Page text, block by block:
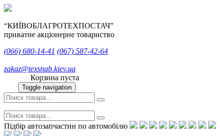
“КИЇВОБЛАГРОТЕХПОСТАЧ”
приватне акціонерне товариство
(066) 680-14-41 (067) 587-42-64
zakaz@texsnab.kiev.ua
Корзина пуста
Toggle navigation
Підбір автозапчастин по автомобілю